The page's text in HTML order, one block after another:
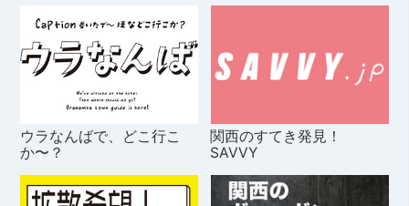
ウラなんばで、どこ行こ
か〜？
関西のすてき発見！
SAVVY